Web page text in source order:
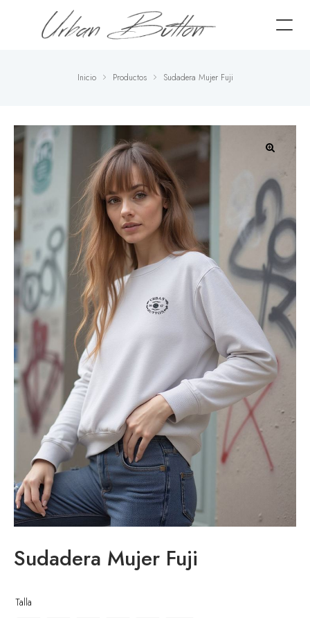
Inicio Productos Sudadera Mujer Fuji
Sudadera Mujer Fuji
Talla